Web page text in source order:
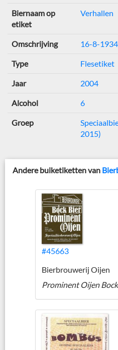
Biernaam op
etiket
Verhallen
Omschrijving 16-8-1934
Type Flesetiket
Jaar 2004
Alcohol 6
Groep
2015)
Andere buiketiketten van
#45663
Bierbrouwerij Oijen
Prominent Oijen